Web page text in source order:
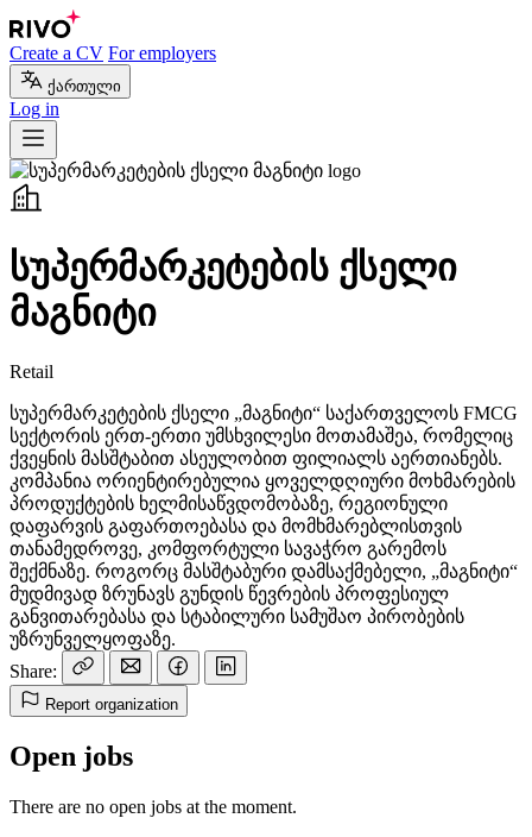
Create a CV For employers
ქართული
Log in
სუპერმარკეტების ქსელი
მაგნიტი
Retail
სუპერმარკეტების ქსელი „მაგნიტი“ საქართველოს FMCG
სექტორის ერთ-ერთი უმსხვილესი მოთამაშეა, რომელიც
ქვეყნის მასშტაბით ასეულობით ფილიალს აერთიანებს.
კომპანია ორიენტირებულია ყოველდღიური მოხმარების
პროდუქტების ხელმისაწვდომობაზე, რეგიონული
დაფარვის გაფართოებასა და მომხმარებლისთვის
თანამედროვე, კომფორტული სავაჭრო გარემოს
შექმნაზე. როგორც მასშტაბური დამსაქმებელი, „მაგნიტი“
მუდმივად ზრუნავს გუნდის წევრების პროფესიულ
განვითარებასა და სტაბილური სამუშაო პირობების
უზრუნველყოფაზე.
Share:
Report organization
Open jobs
There are no open jobs at the moment.